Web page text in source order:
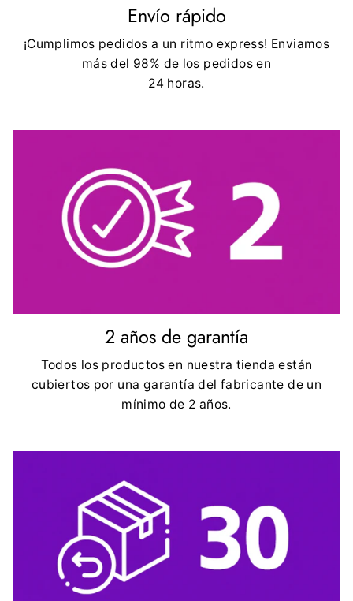
Envío rápido
¡Cumplimos pedidos a un ritmo express! Enviamos
más del 98% de los pedidos en
24 horas.
2 años de garantía
Todos los productos en nuestra tienda están
cubiertos por una garantía del fabricante de un
mínimo de 2 años.